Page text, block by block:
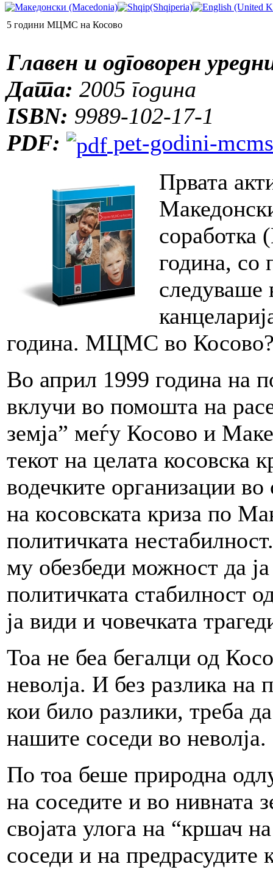
5 години МЦМС на Косово
Главен и одговорен
Дата: 2005 година
ISBN: 9989-102-17-1
PDF:
pet-godini-
Првата
година,
следуваше
година. МЦМС во
Во април 1999 година
вклучи во помошта на
земја” меѓу Косово и
текот на целата
водечките организации
на косовската криза по
политичката
му обезбеди можност да
политичката стабилност
ја види и човечката
Тоа не беа бегалци од
неволја. И без разлика на
кои било разлики, треба
нашите соседи во неволја.
По тоа беше природна
на соседите и во нивната
својата улога на “кршач
соседи и на предрасудите